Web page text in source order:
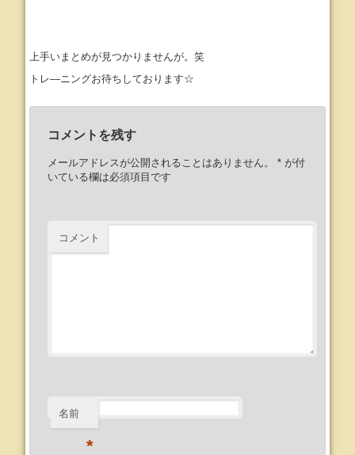
上手いまとめが見つかりませんが。笑
トレ―ニングお待ちしております☆
コメントを残す
メールアドレスが公開されることはありません。 *が付
いている欄は必須項目です
コメント
名前
*